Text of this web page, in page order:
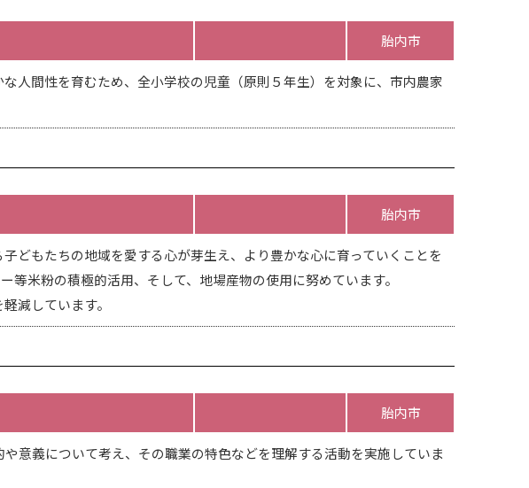
胎内市
人間性を育むため、全小学校の児童（原則５年生）を対象に、市内農家
胎内市
どもたちの地域を愛する心が芽生え、より豊かな心に育っていくことを
米粉の積極的活用、そして、地場産物の使用に努めています。
減しています。
胎内市
意義について考え、その職業の特色などを理解する活動を実施していま